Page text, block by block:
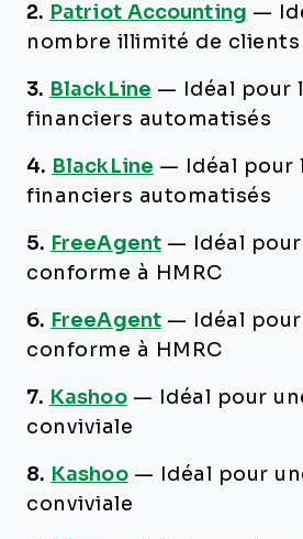
2. Patriot Accounting —
nombre illimité de
3. BlackLine —
Idéal pour
financiers automatisés
4. BlackLine —
Idéal pour
financiers automatisés
5. FreeAgent —
Idéal
conforme à HMRC
6. FreeAgent —
Idéal
conforme à HMRC
7. Kashoo —
Idéal pour
conviviale
8. Kashoo —
Idéal pour
conviviale